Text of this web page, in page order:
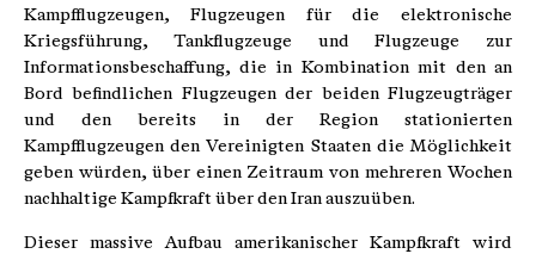
Kampfflugzeugen, Flugzeugen für die elektronische
Kriegsführung, Tankflugzeuge und Flugzeuge zur
Informationsbeschaffung, die in Kombination mit den an
Bord befindlichen Flugzeugen der beiden Flugzeugträger
und den bereits in der Region stationierten
Kampfflugzeugen den Vereinigten Staaten die Möglichkeit
geben würden, über einen Zeitraum von mehreren Wochen
nachhaltige Kampfkraft über den Iran auszuüben.
Dieser massive Aufbau amerikanischer Kampfkraft wird